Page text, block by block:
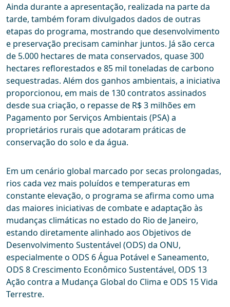
Ainda durante a apresentação, realizada na parte da
tarde, também foram divulgados dados de outras
etapas do programa, mostrando que desenvolvimento
e preservação precisam caminhar juntos. Já são cerca
de 5.000 hectares de mata conservados, quase 300
hectares reflorestados e 85 mil toneladas de carbono
sequestradas. Além dos ganhos ambientais, a iniciativa
proporcionou, em mais de 130 contratos assinados
desde sua criação, o repasse de R$ 3 milhões em
Pagamento por Serviços Ambientais (PSA) a
proprietários rurais que adotaram práticas de
conservação do solo e da água.
Em um cenário global marcado por secas prolongadas,
rios cada vez mais poluídos e temperaturas em
constante elevação, o programa se afirma como uma
das maiores iniciativas de combate e adaptação às
mudanças climáticas no estado do Rio de Janeiro,
estando diretamente alinhado aos Objetivos de
Desenvolvimento Sustentável (ODS) da ONU,
especialmente o ODS 6 Água Potável e Saneamento,
ODS 8 Crescimento Econômico Sustentável, ODS 13
Ação contra a Mudança Global do Clima e ODS 15 Vida
Terrestre.